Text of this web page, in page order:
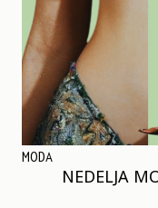
MODA
NEDELJA